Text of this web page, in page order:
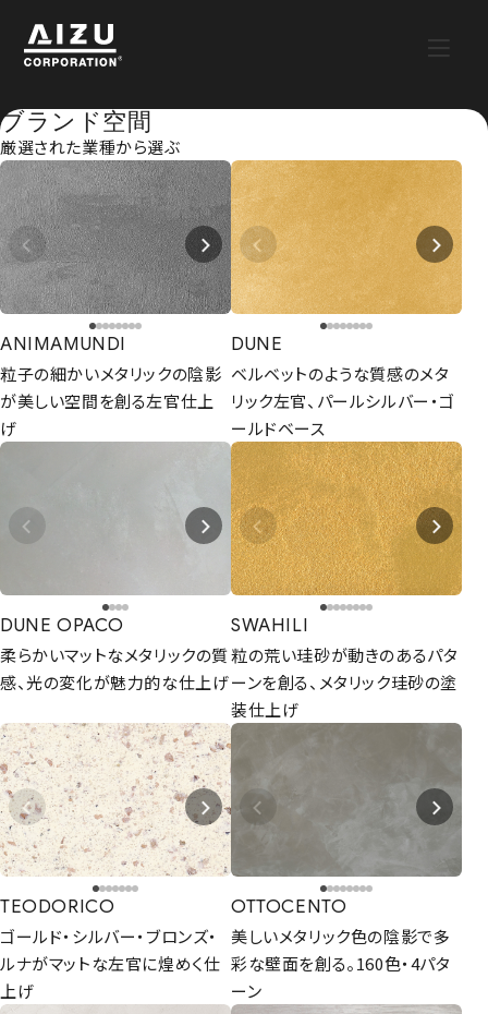
ブランド空間
厳選された業種から選ぶ
ANIMAMUNDI
粒子の細かいメタリックの陰影
が美しい空間を創る左官仕上
げ
DUNE
ベルベットのような質感のメタ
リック左官、パールシルバー・ゴ
ールドベース
DUNE OPACO
柔らかいマットなメタリックの質
感、光の変化が魅力的な仕上げ
SWAHILI
粒の荒い珪砂が動きのあるパタ
ーンを創る、メタリック珪砂の塗
装仕上げ
TEODORICO
ゴールド・シルバー・ブロンズ・
ルナがマットな左官に煌めく仕
上げ
OTTOCENTO
美しいメタリック色の陰影で多
彩な壁面を創る。160色・4パタ
ーン